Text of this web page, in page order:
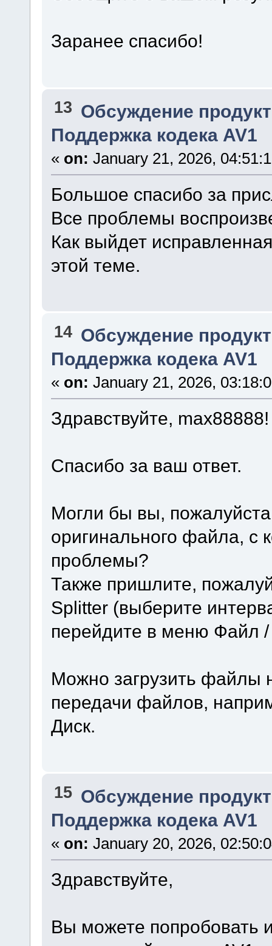
Заранее спасибо!
13 Обсуждение
Поддержка кодека AV1
« on: January 21, 2026,
Большое спасибо за
Все проблемы
Как выйдет
этой теме.
14 Обсуждение
Поддержка кодека AV1
« on: January 21, 2026,
Здравствуйте, max88888!
Спасибо за ваш ответ.
Могли бы вы,
оригинального файла, с
проблемы?
Также пришлите,
Splitter (выберите
перейдите в меню Файл /
Можно загрузить файлы
передачи файлов,
Диск.
15 Обсуждение
Поддержка кодека AV1
« on: January 20, 2026,
Здравствуйте,
Вы можете попробовать